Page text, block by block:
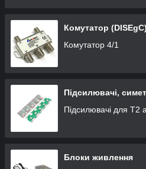
Конвертор Twin
Конвертор Quad
Комутатор (DISEgC)
Комутатор 4/1
Підсилювачі,
Підсилювачі для Т2
Блоки живлення